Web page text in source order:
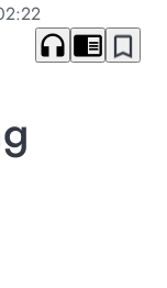
headphones chrome_reader_mode bookmark_border